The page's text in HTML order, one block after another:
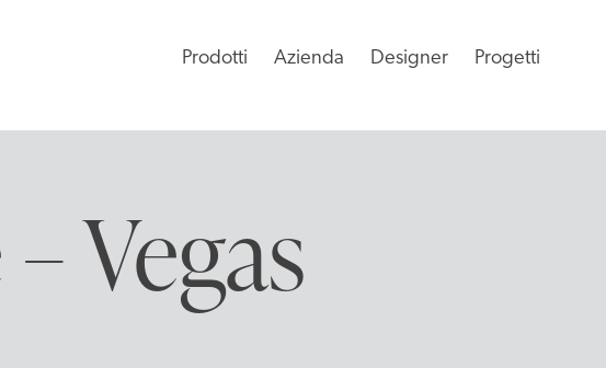
Prodotti Azienda Designer Progetti
Vegas